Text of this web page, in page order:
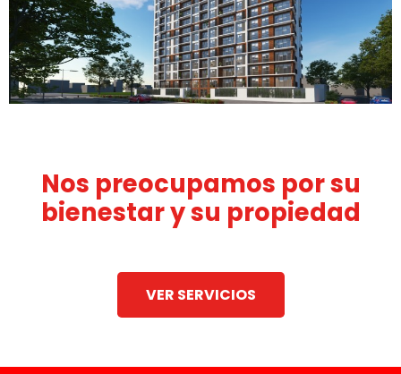
Nos preocupamos por su
bienestar y su propiedad
VER SERVICIOS